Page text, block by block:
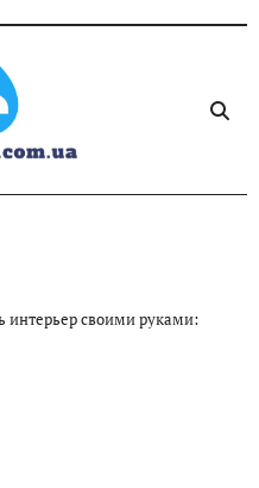
интерьер своими руками: